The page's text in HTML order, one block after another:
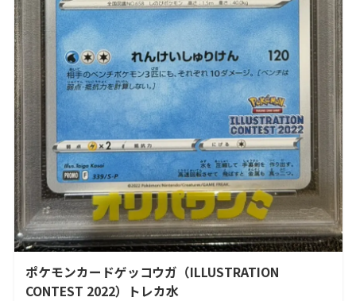
ポケモンカードゲッコウガ（ILLUSTRATION
CONTEST 2022）トレカ水